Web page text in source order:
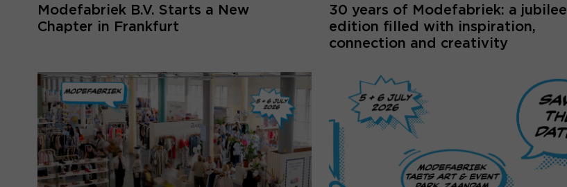
Modefabriek B.V. Starts a New
Chapter in Frankfurt
30 years of Modefabriek: a jubilee
edition filled with inspiration,
connection and creativity